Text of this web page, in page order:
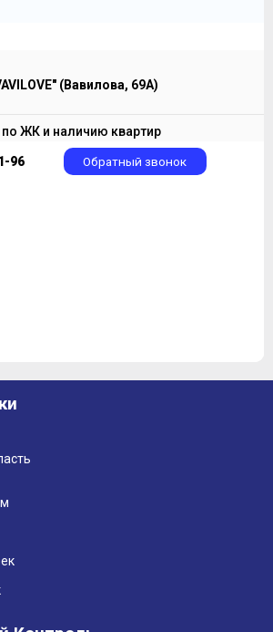
(Вавилова, 69А)
по ЖК и наличию квартир
96 Обратный звонок